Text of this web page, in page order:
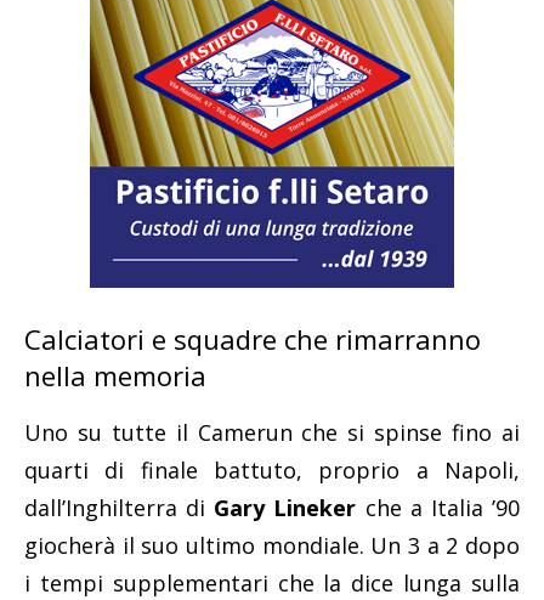
Calciatori e squadre che rimarranno
nella memoria
Uno su tutte il Camerun che si spinse fino ai
quarti di finale battuto, proprio a Napoli,
dall’Inghilterra di Gary Lineker che a Italia ’90
giocherà il suo ultimo mondiale. Un 3 a 2 dopo
i tempi supplementari che la dice lunga sulla